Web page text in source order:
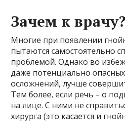
Зачем к врачу?
Многие при появлении
пытаются самостоятельно
проблемой. Однако во
даже потенциально
осложнений, лучше
Тем более, если речь – о
на лице. С ними не
хирурга (это касается и